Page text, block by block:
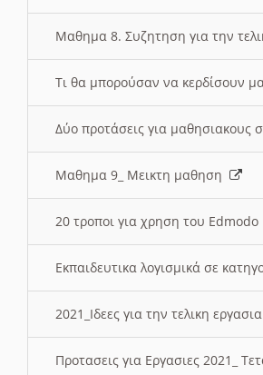
Μαθημα 8. Συζητηση για την
Τι θα μπορούσαν να κερδίσουν
Δύο προτάσεις για μαθησιακους
Μαθημα 9_ Μεικτη μαθηση
20 τροποι για χρηση του Edmodo
Εκπαιδευτικα λογισμικά σε
2021_Ιδεες για την τελικη εργασια
Προτασεις για Εργασιες 2021_